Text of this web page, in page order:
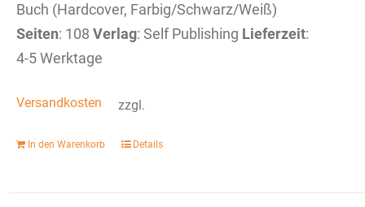
Buch (Hardcover, Farbig/Schwarz/Weiß)
Seiten: 108 Verlag: Self Publishing Lieferzeit:
4-5 Werktage
zzgl.
Versandkosten
In den Warenkorb Details